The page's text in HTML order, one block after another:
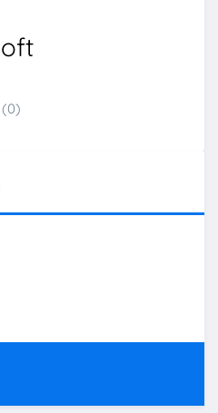
(0)